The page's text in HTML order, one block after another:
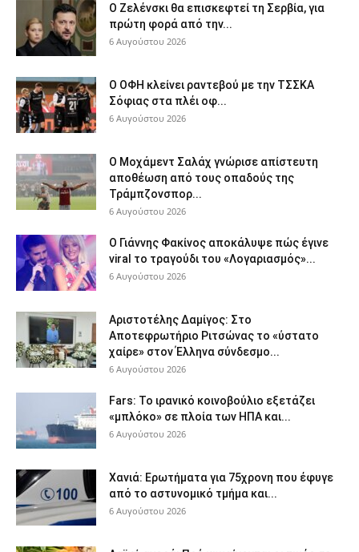
Ο Ζελένσκι θα επισκεφτεί τη Σερβία, για
πρώτη φορά από την...
6 Αυγούστου 2026
Ο ΟΦΗ κλείνει ραντεβού με την ΤΣΣΚΑ
Σόφιας στα πλέι οφ...
6 Αυγούστου 2026
Ο Μοχάμεντ Σαλάχ γνώρισε απίστευτη
αποθέωση από τους οπαδούς της
Τράμπζονσπορ...
6 Αυγούστου 2026
Ο Γιάννης Φακίνος αποκάλυψε πώς έγινε
viral το τραγούδι του «Λογαριασμός»...
6 Αυγούστου 2026
Αριστοτέλης Δαμίγος: Στο
Αποτεφρωτήριο Ριτσώνας το «ύστατο
χαίρε» στον Έλληνα σύνδεσμο...
6 Αυγούστου 2026
Fars: Το ιρανικό κοινοβούλιο εξετάζει
«μπλόκο» σε πλοία των ΗΠΑ και...
6 Αυγούστου 2026
Χανιά: Ερωτήματα για 75χρονη που έφυγε
από το αστυνομικό τμήμα και...
6 Αυγούστου 2026